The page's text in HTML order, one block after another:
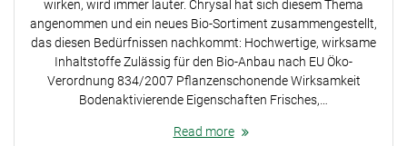
wirken, wird immer lauter. Chrysal hat sich diesem Thema
angenommen und ein neues Bio-Sortiment zusammengestellt,
das diesen Bedürfnissen nachkommt: Hochwertige, wirksame
Inhaltstoffe Zulässig für den Bio-Anbau nach EU Öko-
Verordnung 834/2007 Pflanzenschonende Wirksamkeit
Bodenaktivierende Eigenschaften Frisches,…
Read more